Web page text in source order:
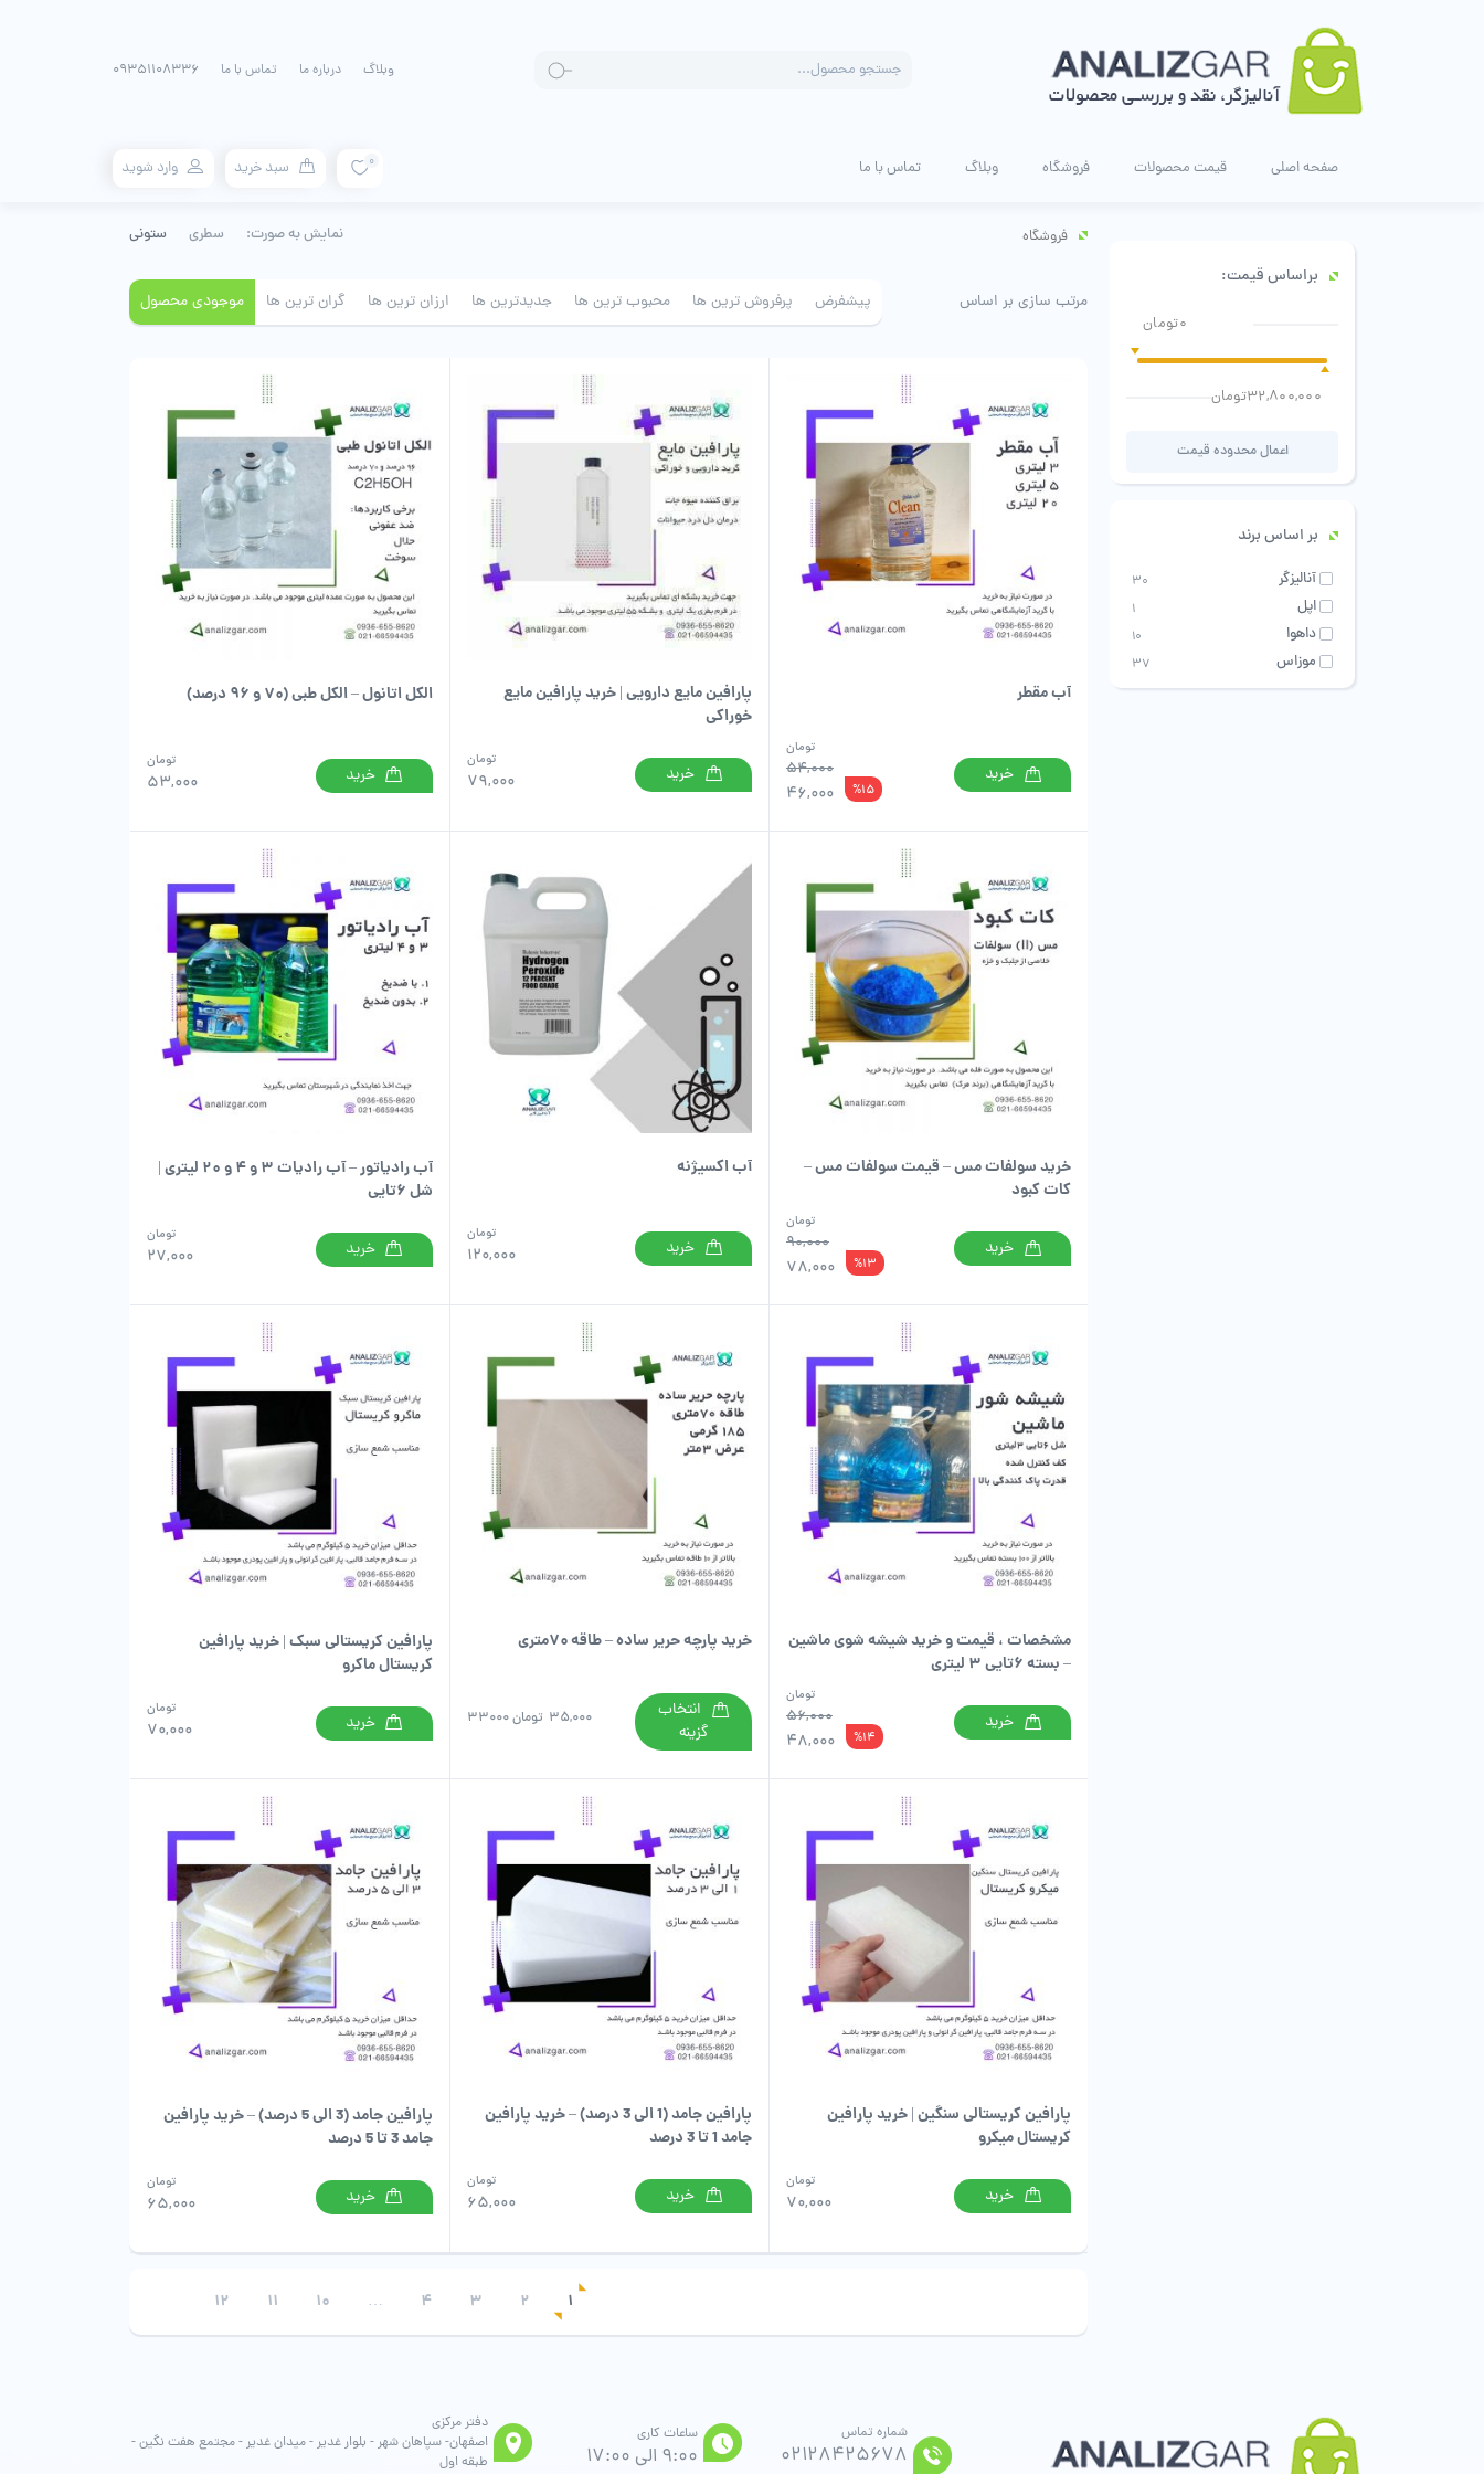
محصولات وبلاگ درباره ما تماس با ما 09351108336
صفحه اصلی قیمت محصولات فروشگاه وبلاگ تماس با ما 0 سبد خرید وارد شوید
براساس قیمت:
0تومان
32,800,000تومان
اعمال محدوده قیمت
بر اساس برند
آنالیزگر 30
اپل 1
داهوا 10
موزاس 37
فروشگاه نمایش به صورت: سطری ستونی
مرتب سازی بر اساس پیشفرض پرفروش ترین ها محبوب ترین ها جدیدترین ها ارزان ترین ها گران ترین ها موجودی محصول
آب مقطر
54,000
تومان
46,000 %15
خرید
پارافین مایع دارویی | خرید پارافین مایع
خوراکی
79,000
تومان
خرید
الکل اتانول – الکل طبی (۷۰ و ۹۶ درصد)
53,000
تومان
خرید
خرید سولفات مس – قیمت سولفات مس –
کات کبود
90,000
تومان
78,000 %13
خرید
آب اکسیژنه
120,000
تومان
خرید
آب رادیاتور – آب رادیات ۳ و ۴ و ۲۰ لیتری |
شل ۶تایی
27,000
تومان
خرید
مشخصات ، قیمت و خرید شیشه شوی ماشین
– بسته ۶تایی ۳ لیتری
56,000
تومان
48,000 %14
خرید
خرید پارچه حریر ساده – طاقه ۷۰متری
35,000 تومان33000
انتخاب
گزینه
پارافین کریستالی سبک | خرید پارافین
کریستال ماکرو
70,000
تومان
خرید
پارافین کریستالی سنگین | خرید پارافین
کریستال میکرو
70,000
تومان
خرید
پارافین جامد (1 الی 3 درصد) – خرید پارافین
جامد 1 تا 3 درصد
65,000
تومان
خرید
پارافین جامد (3 الی 5 درصد) – خرید پارافین
جامد 3 تا 5 درصد
65,000
تومان
خرید
1
2
3
4
…
10
11
12
شماره تماس
02128425678
ساعات کاری
9:00 الی 17:00
دفتر مرکزی
اصفهان- سپاهان شهر - بلوار غدیر - میدان غدیر - مجتمع هفت نگین -
طبقه اول